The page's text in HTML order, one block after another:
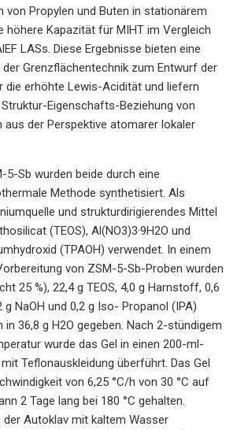
von Propylen und Buten in stationärem
höhere Kapazität für MIHT im Vergleich
LASs. Diese Ergebnisse bieten eine
Grenzflächentechnik zum Entwurf der
die erhöhte Lewis-Acidität und liefern
Eigenschafts-Beziehung von
der Perspektive atomarer lokaler
5-Sb wurden beide durch eine
Methode synthetisiert. Als
und strukturdirigierendes Mittel
(TEOS), Al(NO3)3·9H2O und
(TPAOH) verwendet. In einem
von ZSM-5-Sb-Proben wurden
25 %), 22,4 g TEOS, 4,0 g Harnstoff, 0,6
g NaOH und 0,2 g Iso- Propanol (IPA)
in 36,8 g H2O gegeben. Nach 2-stündigem
wurde das Gel in einen 200-ml-
Teflonauskleidung überführt. Das Gel
von 6,25 °C/h von 30 °C auf
2 Tage lang bei 180 °C gehalten.
Autoklav mit kaltem Wasser